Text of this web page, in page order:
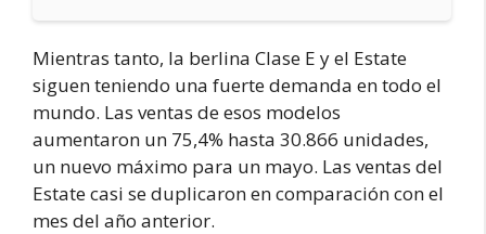
Mientras tanto, la berlina Clase E y el Estate
siguen teniendo una fuerte demanda en todo el
mundo. Las ventas de esos modelos
aumentaron un 75,4% hasta 30.866 unidades,
un nuevo máximo para un mayo. Las ventas del
Estate casi se duplicaron en comparación con el
mes del año anterior.